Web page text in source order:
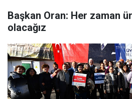
Başkan Oran: Her zaman
olacağız